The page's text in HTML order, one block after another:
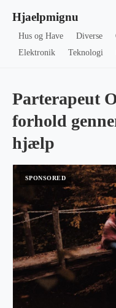
Hjaelpmignu
Hus og Have Diverse
Elektronik
Teknologi
Parterapeut
forhold
hjælp